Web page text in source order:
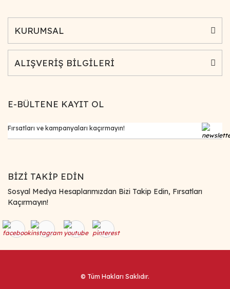
KURUMSAL
ALIŞVERİŞ BİLGİLERİ
E-BÜLTENE KAYIT OL
BİZİ TAKİP EDİN
Sosyal Medya Hesaplarımızdan Bizi Takip Edin, Fırsatları
Kaçırmayın!
© Tüm Hakları Saklıdır.